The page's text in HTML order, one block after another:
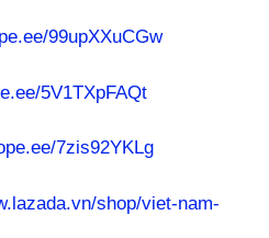
99upXXuCGw
5V1TXpFAQt
7zis92YKLg
shop/viet-nam-